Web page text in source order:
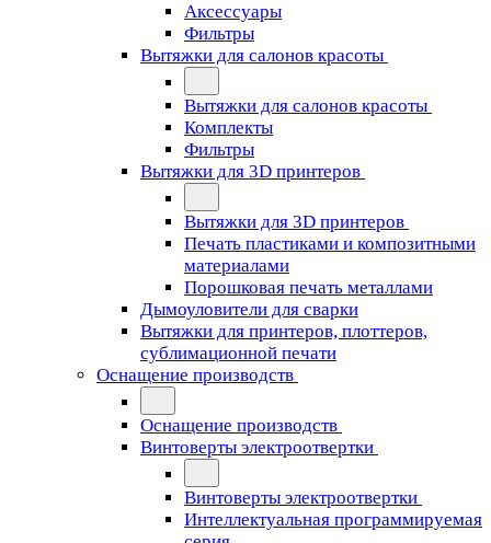
Аксессуары
Фильтры
Вытяжки для салонов красоты
Вытяжки для салонов красоты
Комплекты
Фильтры
Вытяжки для 3D принтеров
Вытяжки для 3D принтеров
Печать пластиками и композитными
материалами
Порошковая печать металлами
Дымоуловители для сварки
Вытяжки для принтеров, плоттеров,
сублимационной печати
Оснащение производств
Оснащение производств
Винтоверты электроотвертки
Винтоверты электроотвертки
Интеллектуальная программируемая